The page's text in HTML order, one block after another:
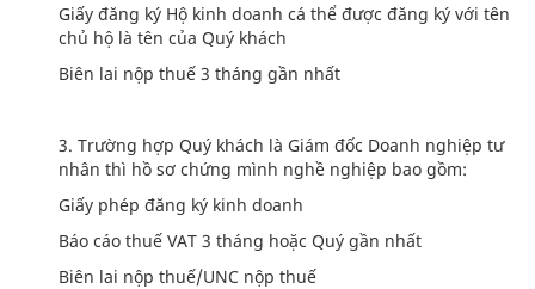
Giấy đăng ký Hộ kinh doanh cá thể được đăng ký với tên
chủ hộ là tên của Quý khách
Biên lai nộp thuế 3 tháng gần nhất
3. Trường hợp Quý khách là Giám đốc Doanh nghiệp tư
nhân thì hồ sơ chứng mình nghề nghiệp bao gồm:
Giấy phép đăng ký kinh doanh
Báo cáo thuế VAT 3 tháng hoặc Quý gần nhất
Biên lai nộp thuế/UNC nộp thuế